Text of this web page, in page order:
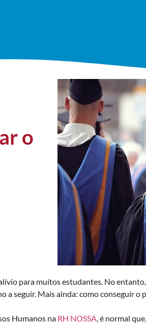
o
para muitos estudantes. No
a seguir. Mais ainda: como conseguir o
Humanos na RH NOSSA, é normal